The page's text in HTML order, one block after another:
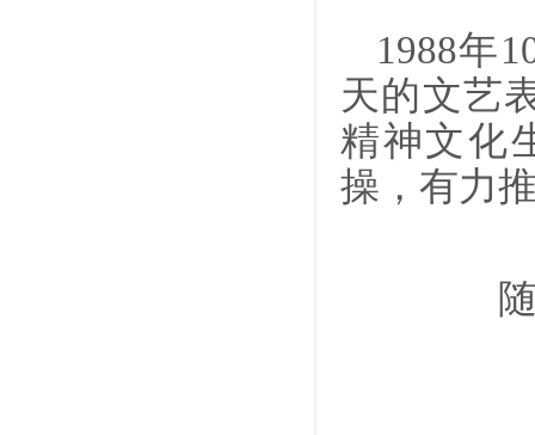
1988年
天的文艺
精神文化
操，有力